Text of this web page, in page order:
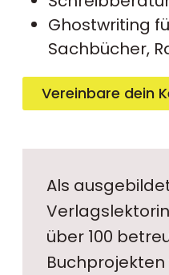
Ghostwriting
Sachbücher,
Vereinbare dein
Als
über 100